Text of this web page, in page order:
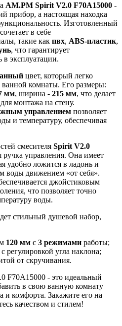
AM.PM Spirit V2.0 F70A15000 -
прибор, а настоящая находка
Изготовленный
в себе
такие как пвх, ABS-пластик,
, что гарантирует
в эксплуатации.
цвет, который легко
комнаты. Его размеры:
мм, ширина - 215 мм, что делает
монтажа на стену.
управлением позволяет
и температуру, обеспечивая
смесителя Spirit V2.0
ручка управления. Она имеет
удобно ложится в ладонь и
воды движением «от себя».
джойстиковым
что позволяет точно
воды.
стильный душевой набор,
120 мм с 3 режимами работы;
регулировкой угла наклона;
от скручивания.
F70A15000 - это идеальный
в свою ванную комнату
и комфорта. Закажите его на
качеством и стилем!